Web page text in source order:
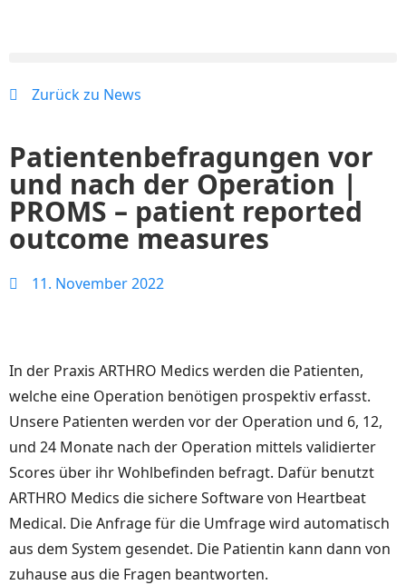
Zurück zu News
Patientenbefragungen vor
und nach der Operation |
PROMS – patient reported
outcome measures
11. November 2022
In der Praxis ARTHRO Medics werden die Patienten,
welche eine Operation benötigen prospektiv erfasst.
Unsere Patienten werden vor der Operation und 6, 12,
und 24 Monate nach der Operation mittels validierter
Scores über ihr Wohlbefinden befragt. Dafür benutzt
ARTHRO Medics die sichere Software von Heartbeat
Medical. Die Anfrage für die Umfrage wird automatisch
aus dem System gesendet. Die Patientin kann dann von
zuhause aus die Fragen beantworten.